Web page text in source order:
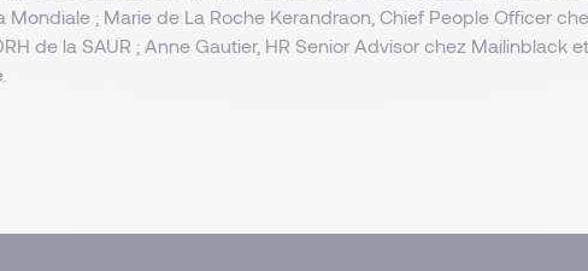
Mondiale ; Marie de La Roche Kerandraon, Chief People Officer
de la SAUR ; Anne Gautier, HR Senior Advisor chez Mailinblack